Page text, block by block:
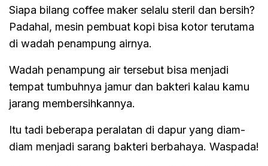
Siapa bilang coffee maker selalu steril dan bersih?
Padahal, mesin pembuat kopi bisa kotor terutama
di wadah penampung airnya.
Wadah penampung air tersebut bisa menjadi
tempat tumbuhnya jamur dan bakteri kalau kamu
jarang membersihkannya.
Itu tadi beberapa peralatan di dapur yang diam-
diam menjadi sarang bakteri berbahaya. Waspada!